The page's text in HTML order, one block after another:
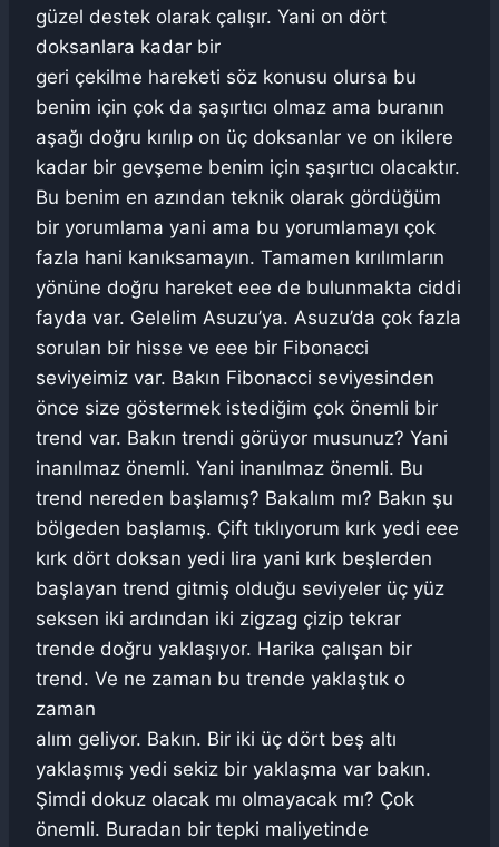
güzel destek olarak çalışır. Yani on dört
doksanlara kadar bir
geri çekilme hareketi söz konusu olursa bu
benim için çok da şaşırtıcı olmaz ama buranın
aşağı doğru kırılıp on üç doksanlar ve on ikilere
kadar bir gevşeme benim için şaşırtıcı olacaktır.
Bu benim en azından teknik olarak gördüğüm
bir yorumlama yani ama bu yorumlamayı çok
fazla hani kanıksamayın. Tamamen kırılımların
yönüne doğru hareket eee de bulunmakta ciddi
fayda var. Gelelim Asuzu’ya. Asuzu’da çok fazla
sorulan bir hisse ve eee bir Fibonacci
seviyeimiz var. Bakın Fibonacci seviyesinden
önce size göstermek istediğim çok önemli bir
trend var. Bakın trendi görüyor musunuz? Yani
inanılmaz önemli. Yani inanılmaz önemli. Bu
trend nereden başlamış? Bakalım mı? Bakın şu
bölgeden başlamış. Çift tıklıyorum kırk yedi eee
kırk dört doksan yedi lira yani kırk beşlerden
başlayan trend gitmiş olduğu seviyeler üç yüz
seksen iki ardından iki zigzag çizip tekrar
trende doğru yaklaşıyor. Harika çalışan bir
trend. Ve ne zaman bu trende yaklaştık o
zaman
alım geliyor. Bakın. Bir iki üç dört beş altı
yaklaşmış yedi sekiz bir yaklaşma var bakın.
Şimdi dokuz olacak mı olmayacak mı? Çok
önemli. Buradan bir tepki maliyetinde